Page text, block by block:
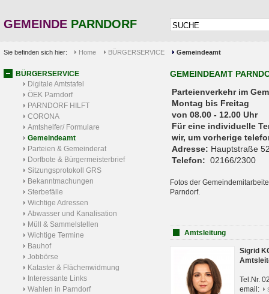
GEMEINDE PARNDORF
Sie befinden sich hier: Home BÜRGERSERVICE Gemeindeamt
BÜRGERSERVICE
Digitale Amtstafel
ÖEK Parndorf
PARNDORF HILFT
CORONA
Amtshelfer/ Formulare
Gemeindeamt
Parteien & Gemeinderat
Dorfbote & Bürgermeisterbrief
Sitzungsprotokoll GRS
Bekanntmachungen
Sterbefälle
Wichtige Adressen
Abwasser und Kanalisation
Müll & Sammelstellen
Wichtige Termine
Bauhof
Jobbörse
Kataster & Flächenwidmung
Interessante Links
Wahlen in Parndorf
GEMEINDEAMT
Parteienverkehr
Montag bis Freitag
von 08.00 - 12.00 Uhr
Für eine individuelle
wir, um vorherige
Adresse: Hauptstraße
Telefon: 02166/2300
Fotos der
Parndorf.
Amtsleitung
Sigrid
Tel.Nr.
email: